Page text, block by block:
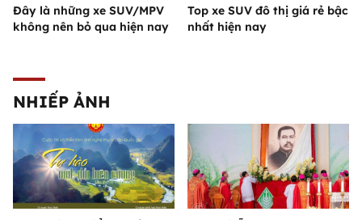
Đây là những xe SUV/MPV
không nên bỏ qua hiện nay
Top xe SUV đô thị giá rẻ bậc
nhất hiện nay
NHIẾP ẢNH